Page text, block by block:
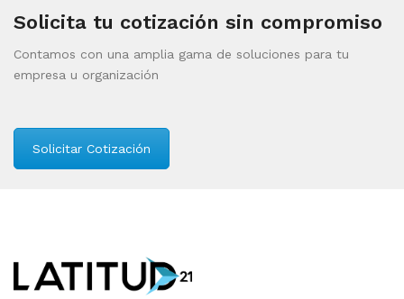
Solicita tu cotización sin compromiso
Contamos con una amplia gama de soluciones para tu
empresa u organización
Solicitar Cotización